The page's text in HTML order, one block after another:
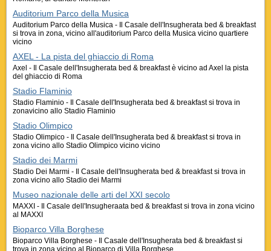
Auditorium Parco della Musica
Auditorium Parco della Musica - Il Casale dell'Insugherata bed & breakfast
si trova in zona, vicino all'auditorium Parco della Musica vicino quartiere
vicino
AXEL - La pista del ghiaccio di Roma
Axel - Il Casale dell'Insugherata bed & breakfast è vicino ad Axel la pista
del ghiaccio di Roma
Stadio Flaminio
Stadio Flaminio - Il Casale dell'Insugherata bed & breakfast si trova in
zonavicino allo Stadio Flaminio
Stadio Olimpico
Stadio Olimpico - Il Casale dell'Insugherata bed & breakfast si trova in
zona vicino allo Stadio Olimpico vicino vicino
Stadio dei Marmi
Stadio Dei Marmi - Il Casale dell'Insugherata bed & breakfast si trova in
zona vicino allo Stadio dei Marmi
Museo nazionale delle arti del XXI secolo
MAXXI - Il Casale dell'Insugheraata bed & breakfast si trova in zona vicino
al MAXXI
Bioparco Villa Borghese
Bioparco Villa Borghese - Il Casale dell'Insugherata bed & breakfast si
trova in zona vicino al Bioparco di Villa Borghese